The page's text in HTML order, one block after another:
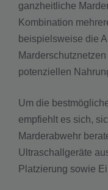
ganzheitliche
Kombination
beispielsweise die
potenziellen
Um die
empfiehlt es sich,
Marderabwehr
Ultraschallgeräte
Platzierung sowie